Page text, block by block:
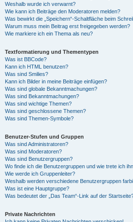
Weshalb wurde ich verwarnt?
Wie kann ich Beiträge den Moderatoren melden?
Was bewirkt die „Speichern“-Schaltfläche beim
Warum muss mein Beitrag erst freigegeben werden?
Wie markiere ich ein Thema als neu?
Textformatierung und Thementypen
Was ist BBCode?
Kann ich HTML benutzen?
Was sind Smilies?
Kann ich Bilder in meine Beiträge einfügen?
Was sind globale Bekanntmachungen?
Was sind Bekanntmachungen?
Was sind wichtige Themen?
Was sind geschlossene Themen?
Was sind Themen-Symbole?
Benutzer-Stufen und Gruppen
Was sind Administratoren?
Was sind Moderatoren?
Was sind Benutzergruppen?
Wo finde ich die Benutzergruppen und wie trete ich
Wie werde ich Gruppenleiter?
Weshalb werden verschiedene Benutzergruppen
Was ist eine Hauptgruppe?
Was bedeutet der „Das Team“-Link auf der
Private Nachrichten